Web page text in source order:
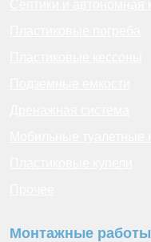
Монтажные работы